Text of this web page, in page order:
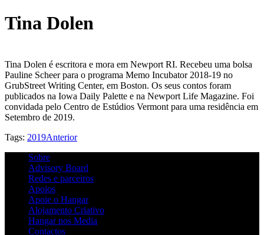
Tina Dolen
Tina Dolen é escritora e mora em Newport RI. Recebeu uma bolsa
Pauline Scheer para o programa Memo Incubator 2018-19 no
GrubStreet Writing Center, em Boston. Os seus contos foram
publicados na Iowa Daily Palette e na Newport Life Magazine. Foi
convidada pelo Centro de Estúdios Vermont para uma residência em
Setembro de 2019.
Tags: 2019Anterior
Sobre
Advisory Board
Redes e parceiros
Apoios
Apoie o Hangar
Alojamento Criativo
Hangar nos Media
Contactos